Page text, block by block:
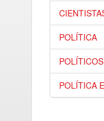
POLÍTICA
POLÍTICOS
POLÍTICA